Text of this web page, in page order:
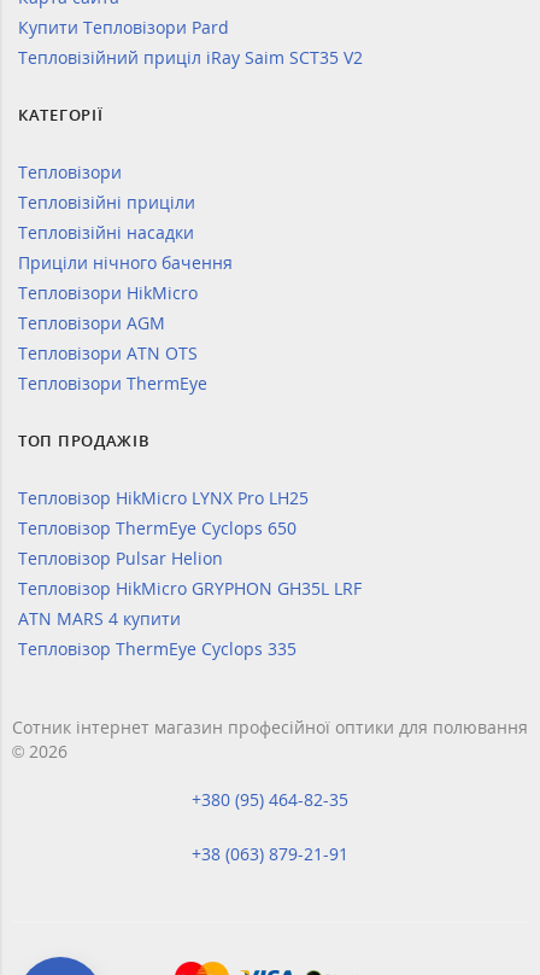
Купити Тепловізори Pard
Тепловізійний приціл iRay Saim SCT35 V2
КАТЕГОРІЇ
Тепловізори
Тепловізійні приціли
Тепловізійні насадки
Приціли нічного бачення
Тепловізори HikMicro
Тепловізори AGM
Тепловізори ATN OTS
Тепловізори ThermEye
ТОП ПРОДАЖІВ
Тепловізор HikMicro LYNX Pro LH25
Тепловізор ThermEye Cyclops 650
Тепловізор Pulsar Helion
Тепловізор HikMicro GRYPHON GH35L LRF
ATN MARS 4 купити
Тепловізор ThermEye Cyclops 335
Сотник інтернет магазин професійної оптики для полювання
© 2026
+380 (95) 464-82-35
+38 (063) 879-21-91